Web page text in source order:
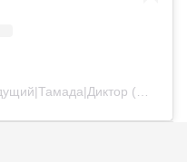
Публикация от Багдат|Актер|Ведущий|Тамада|Диктор (@bagdatturehan)